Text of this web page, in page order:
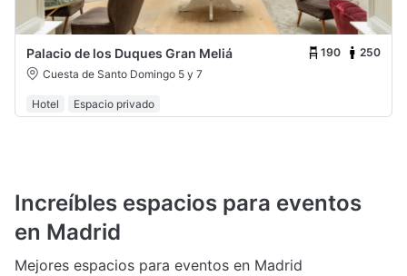
Palacio de los Duques Gran Meliá 190
250
Cuesta de Santo Domingo 5 y 7
Hotel Espacio privado
Increíbles espacios para eventos
en Madrid
Mejores espacios para eventos en Madrid